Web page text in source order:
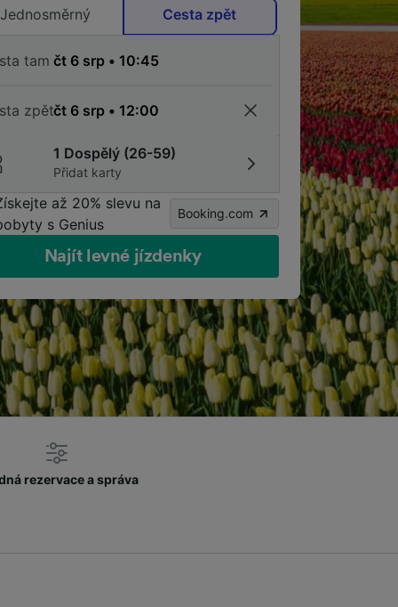
Jednosměrný
Cesta zpět
tam
zpět
1 Dospělý (26-59)
Přidat karty
až 20% slevu na
s Genius
Booking.com
Najít levné jízdenky
rezervace a správa